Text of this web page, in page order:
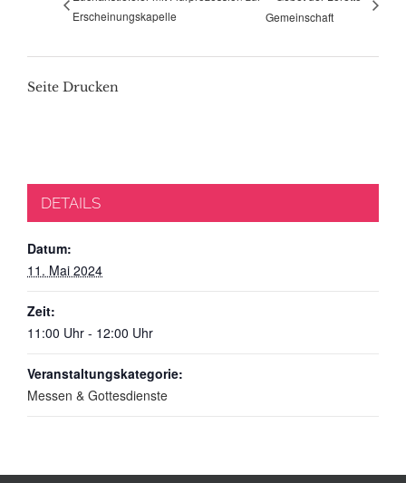
Erscheinungskapelle
Gemeinschaft
Seite Drucken
DETAILS
Datum:
11. Mai 2024
Zeit:
11:00 Uhr - 12:00 Uhr
Veranstaltungskategorie:
Messen & Gottesdienste